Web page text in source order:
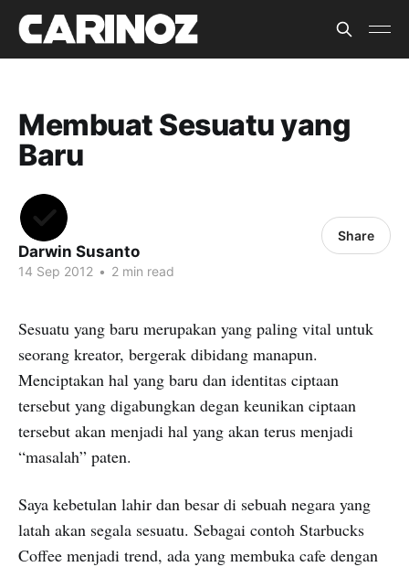
Membuat Sesuatu yang
Baru
Darwin Susanto
14 Sep 2012 • 2 min read
Share
Sesuatu yang baru merupakan yang paling vital untuk
seorang kreator, bergerak dibidang manapun.
Menciptakan hal yang baru dan identitas ciptaan
tersebut yang digabungkan degan keunikan ciptaan
tersebut akan menjadi hal yang akan terus menjadi
“masalah” paten.
Saya kebetulan lahir dan besar di sebuah negara yang
latah akan segala sesuatu. Sebagai contoh Starbucks
Coffee menjadi trend, ada yang membuka cafe dengan